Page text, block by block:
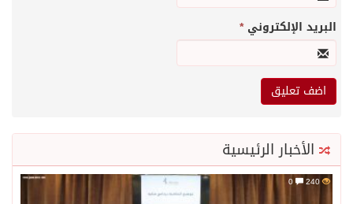
البريد الإلكتروني*
الأخبار الرئيسية
240